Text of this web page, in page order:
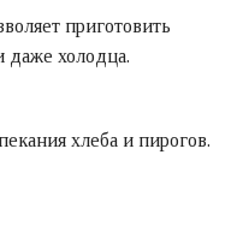
приготовить
даже холодца.
хлеба и пирогов.